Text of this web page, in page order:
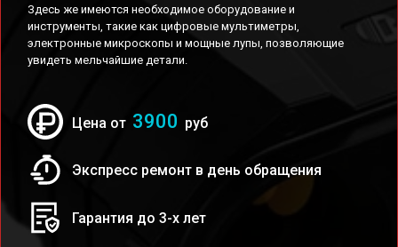
Здесь же имеются необходимое оборудование и
инструменты, такие как цифровые мультиметры,
электронные микроскопы и мощные лупы, позволяющие
увидеть мельчайшие детали.
Цена от 3900 руб
Экспресс ремонт в день обращения
Гарантия до 3-х лет